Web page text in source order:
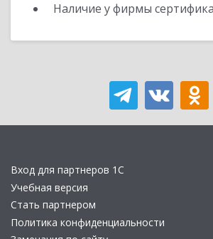
Наличие у фирмы
Вход для партнеров 1С
Учебная версия
Стать партнером
Политика конфиденциальности